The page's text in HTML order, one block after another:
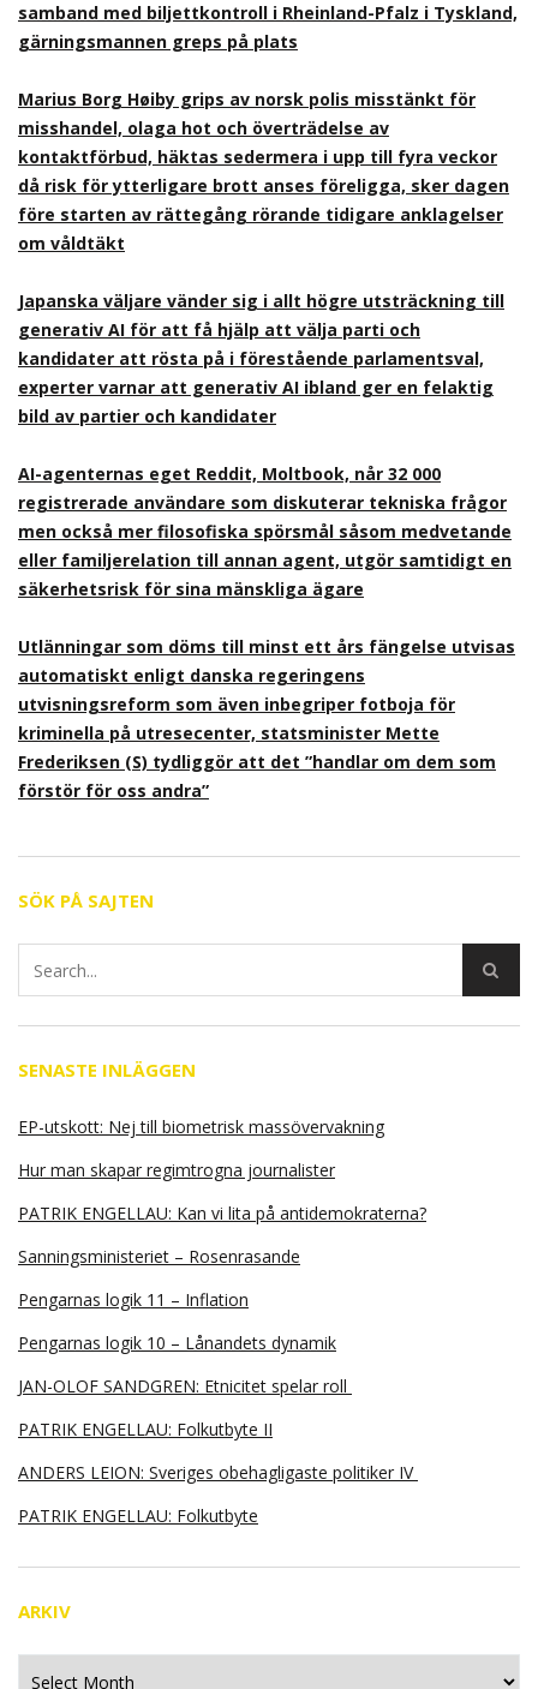
samband med biljettkontroll i Rheinland-Pfalz i Tyskland,
gärningsmannen greps på plats
Marius Borg Høiby grips av norsk polis misstänkt för
misshandel, olaga hot och överträdelse av
kontaktförbud, häktas sedermera i upp till fyra veckor
då risk för ytterligare brott anses föreligga, sker dagen
före starten av rättegång rörande tidigare anklagelser
om våldtäkt
Japanska väljare vänder sig i allt högre utsträckning till
generativ AI för att få hjälp att välja parti och
kandidater att rösta på i förestående parlamentsval,
experter varnar att generativ AI ibland ger en felaktig
bild av partier och kandidater
AI-agenternas eget Reddit, Moltbook, når 32 000
registrerade användare som diskuterar tekniska frågor
men också mer filosofiska spörsmål såsom medvetande
eller familjerelation till annan agent, utgör samtidigt en
säkerhetsrisk för sina mänskliga ägare
Utlänningar som döms till minst ett års fängelse utvisas
automatiskt enligt danska regeringens
utvisningsreform som även inbegriper fotboja för
kriminella på utresecenter, statsminister Mette
Frederiksen (S) tydliggör att det ”handlar om dem som
förstör för oss andra”
SÖK PÅ SAJTEN
SENASTE INLÄGGEN
EP-utskott: Nej till biometrisk massövervakning
Hur man skapar regimtrogna journalister
PATRIK ENGELLAU: Kan vi lita på antidemokraterna?
Sanningsministeriet – Rosenrasande
Pengarnas logik 11 – Inflation
Pengarnas logik 10 – Lånandets dynamik
JAN-OLOF SANDGREN: Etnicitet spelar roll
PATRIK ENGELLAU: Folkutbyte II
ANDERS LEION: Sveriges obehagligaste politiker IV
PATRIK ENGELLAU: Folkutbyte
ARKIV